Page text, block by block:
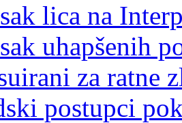
lica na
uhapšenih
za ratne
postupci